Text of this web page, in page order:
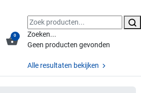
shopping_basket
0
Zoeken...
Geen producten gevonden
Alle resultaten bekijken